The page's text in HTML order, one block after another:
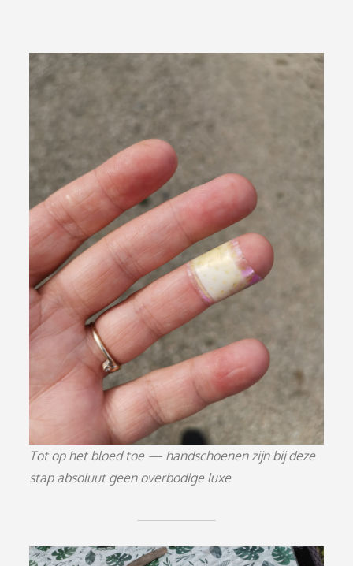
Tot op het bloed toe — handschoenen zijn bij deze
stap absoluut geen overbodige luxe